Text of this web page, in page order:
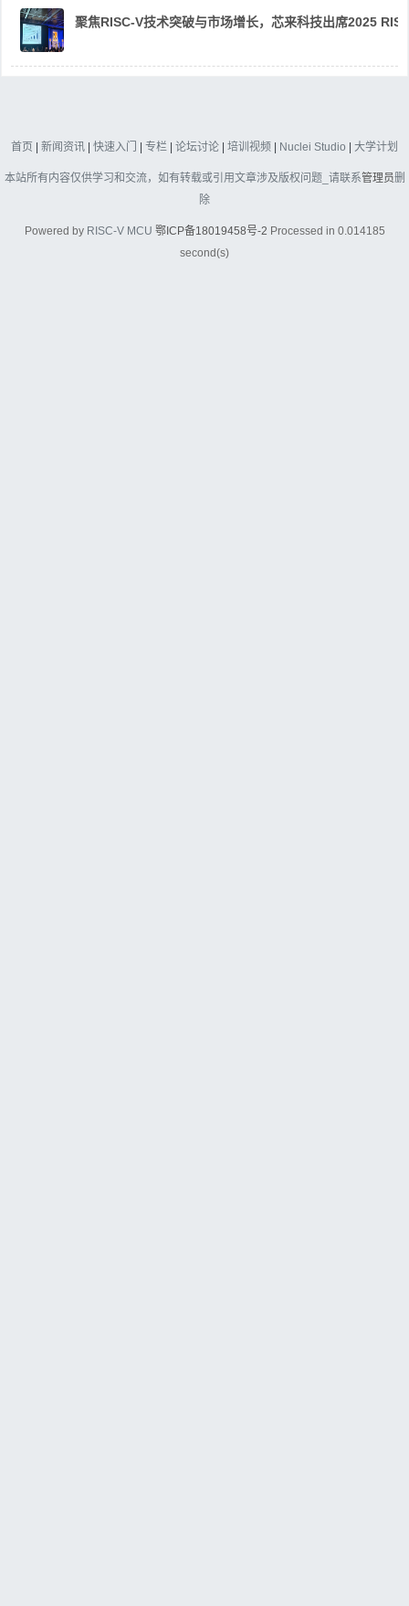
聚焦RISC-V技术突破与市场增长，芯来科技出席2025
首页 新闻资讯 快速入门 专栏 论坛讨论 培训视频 Nuclei Studio 大学计划
本站所有内容仅供学习和交流，如有转载或引用文章涉及版权问题_请联系管理员删
除
Powered by RISC-V MCU 鄂ICP备18019458号-2 Processed in 0.014185
second(s)